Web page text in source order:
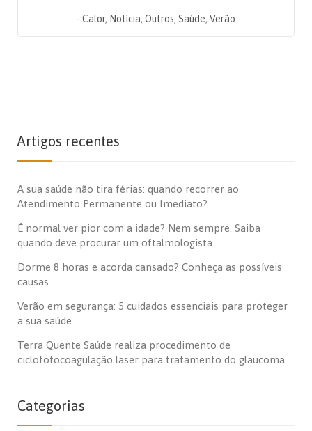
- Calor, Notícia, Outros, Saúde, Verão
Artigos recentes
A sua saúde não tira férias: quando recorrer ao
Atendimento Permanente ou Imediato?
É normal ver pior com a idade? Nem sempre. Saiba
quando deve procurar um oftalmologista.
Dorme 8 horas e acorda cansado? Conheça as possíveis
causas
Verão em segurança: 5 cuidados essenciais para proteger
a sua saúde
Terra Quente Saúde realiza procedimento de
ciclofotocoagulação laser para tratamento do glaucoma
Categorias